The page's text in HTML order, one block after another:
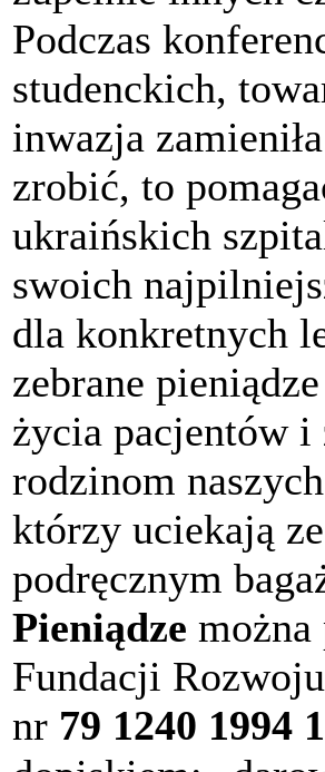
Podczas
studenckich,
inwazja
zrobić, to
ukraińskich
swoich
dla konkretnych
zebrane
życia pacjentów i
rodzinom
którzy uciekają
podręcznym
Pieniądze można
Fundacji
nr 79 1240 1994